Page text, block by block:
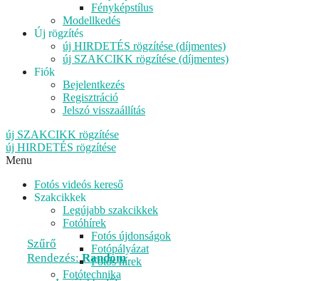
Fényképstílus
Modellkedés
Új rögzítés
új HIRDETÉS rögzítése (díjmentes)
új SZAKCIKK rögzítése (díjmentes)
Fiók
Bejelentkezés
Regisztráció
Jelszó visszaállítás
új SZAKCIKK rögzítése
új HIRDETÉS rögzítése
Menu
Fotós videós kereső
Szakcikkek
Legújabb szakcikkek
Fotóhírek
Fotós újdonságok
Fotópályázat
Fotós hírek
Fotótechnika
Szűrő
Rendezés:Random